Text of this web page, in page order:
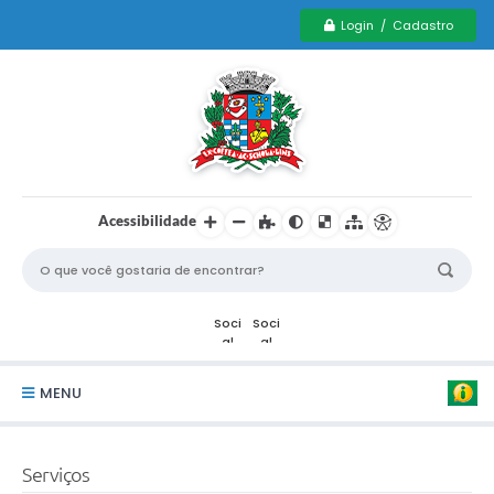
Login / Cadastro
Acessibilidade
MENU
Serviços